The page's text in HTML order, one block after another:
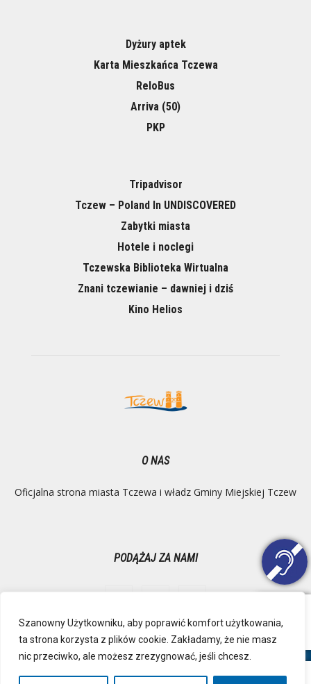
Szanowny Użytkowniku, aby poprawić komfort użytkowania,
ta strona korzysta z plików cookie. Zakładamy, że nie masz
nic przeciwko, ale możesz zrezygnować, jeśli chcesz.
Dyżury aptek
Karta Mieszkańca Tczewa
ReloBus
Arriva (50)
PKP
Tripadvisor
Tczew – Poland In UNDISCOVERED
Zabytki miasta
Hotele i noclegi
Tczewska Biblioteka Wirtualna
Znani tczewianie – dawniej i dziś
Kino Helios
O NAS
Oficjalna strona miasta Tczewa i władz Gminy Miejskiej Tczew
PODĄŻAJ ZA NAMI
Ochrona danych osobowych
Inspektor Danych Osobowych
Polityka Prywatności
Deklaracja dostępności
RSS
Kontakt